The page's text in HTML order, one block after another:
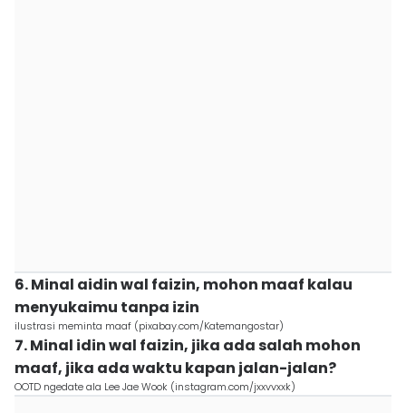
6. Minal aidin wal faizin, mohon maaf kalau
menyukaimu tanpa izin
ilustrasi meminta maaf (pixabay.com/Katemangostar)
7. Minal idin wal faizin, jika ada salah mohon
maaf, jika ada waktu kapan jalan-jalan?
OOTD ngedate ala Lee Jae Wook (instagram.com/jxxvvxxk)